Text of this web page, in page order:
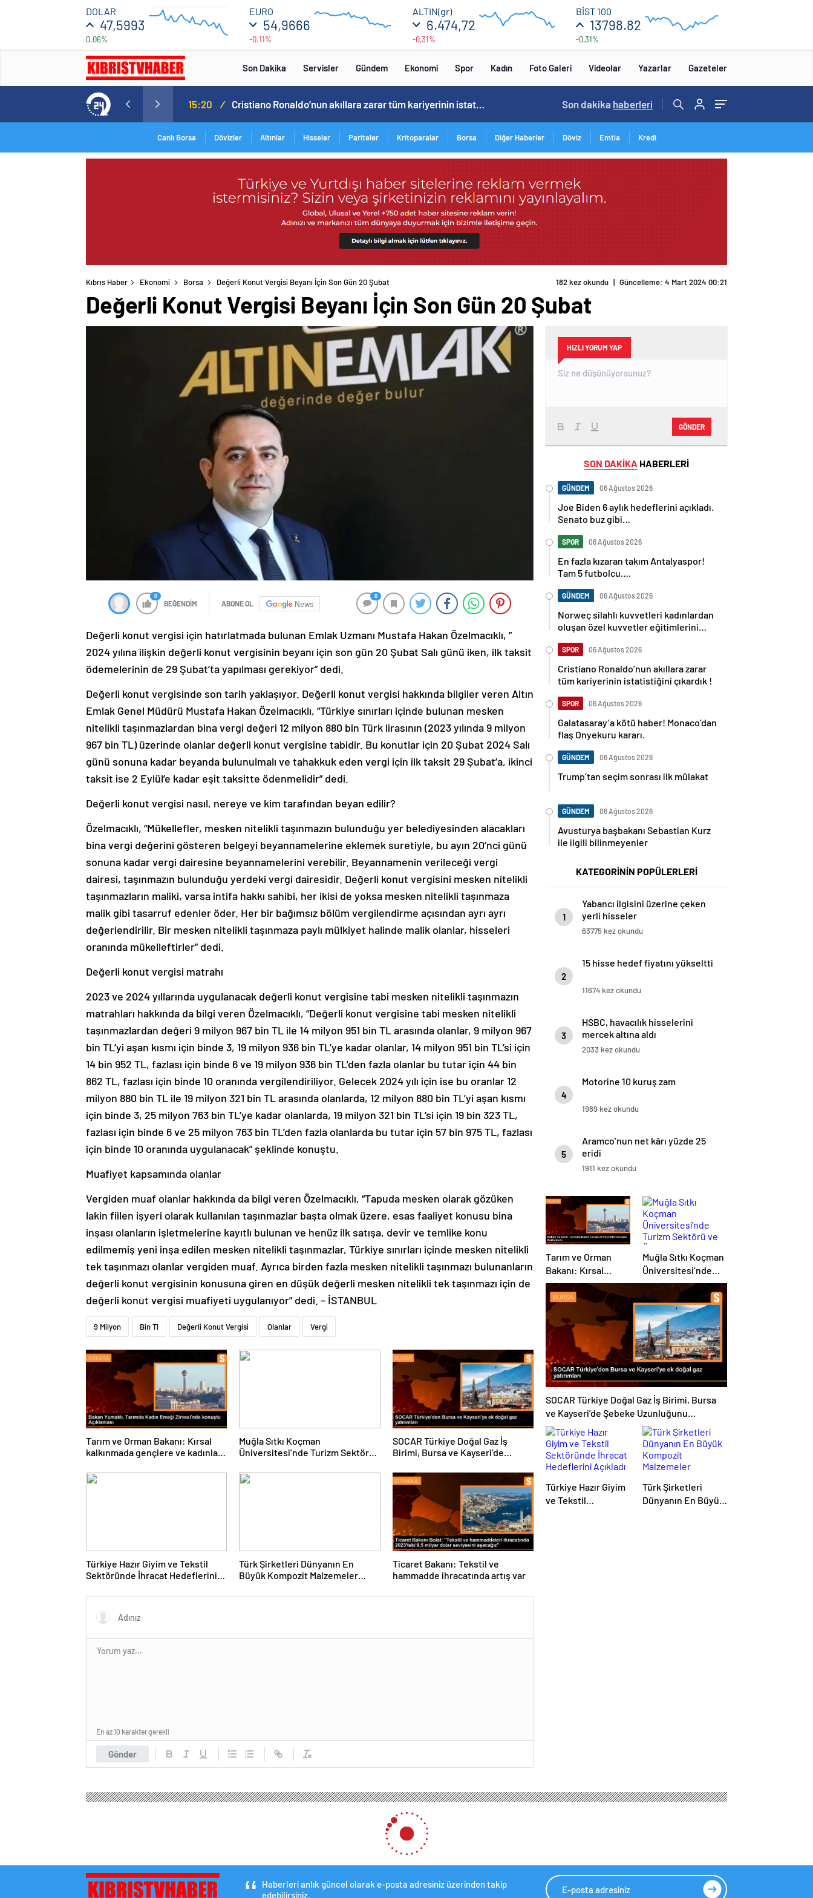
DOLAR
47,5993
0.06%
12:00 16:00
EURO
54,9666
-0.11%
12:00 16:00
ALTIN(gr)
6.474,72
-0,31%
12:00 16:00
BİST 100
13798.82
-0,31%
12:00
Son Dakika Servisler Gündem Ekonomi Spor Kadın Foto Galeri Videolar Yazarlar Gazeteler
Norweç silahlı kuvvetleri kadınlardan oluşan özel kuvvetler eğitimlerini başlattı. 15:20 / Cristiano Ronaldo’nun akıllara zarar tüm kariyerinin istatistiğini çıkardık ! 14:57 /
Son dakika haberleri
Canlı Borsa Dövizler Altınlar Hisseler Pariteler Kritoparalar Borsa Diğer Haberler Döviz Emtia Kredi
Kıbrıs Haber Ekonomi Borsa Değerli Konut Vergisi Beyanı İçin Son Gün 20 Şubat 182 kez okundu | Güncelleme: 4 Mart 2024 00:21
Değerli Konut Vergisi Beyanı İçin Son Gün 20 Şubat
0
BEĞENDİM ABONE OL News
0
Değerli konut vergisi için hatırlatmada bulunan Emlak Uzmanı Mustafa Hakan Özelmacıklı, ”
2024 yılına ilişkin değerli konut vergisinin beyanı için son gün 20 Şubat Salı günü iken, ilk taksit
ödemelerinin de 29 Şubat’ta yapılması gerekiyor” dedi.
Değerli konut vergisinde son tarih yaklaşıyor. Değerli konut vergisi hakkında bilgiler veren Altın
Emlak Genel Müdürü Mustafa Hakan Özelmacıklı, “Türkiye sınırları içinde bulunan mesken
nitelikli taşınmazlardan bina vergi değeri 12 milyon 880 bin Türk lirasının (2023 yılında 9 milyon
967 bin TL) üzerinde olanlar değerli konut vergisine tabidir. Bu konutlar için 20 Şubat 2024 Salı
günü sonuna kadar beyanda bulunulmalı ve tahakkuk eden vergi için ilk taksit 29 Şubat’a, ikinci
taksit ise 2 Eylül’e kadar eşit taksitte ödenmelidir” dedi.
Değerli konut vergisi nasıl, nereye ve kim tarafından beyan edilir?
Özelmacıklı, “Mükellefler, mesken nitelikli taşınmazın bulunduğu yer belediyesinden alacakları
bina vergi değerini gösteren belgeyi beyannamelerine eklemek suretiyle, bu ayın 20’nci günü
sonuna kadar vergi dairesine beyannamelerini verebilir. Beyannamenin verileceği vergi
dairesi, taşınmazın bulunduğu yerdeki vergi dairesidir. Değerli konut vergisini mesken nitelikli
taşınmazların maliki, varsa intifa hakkı sahibi, her ikisi de yoksa mesken nitelikli taşınmaza
malik gibi tasarruf edenler öder. Her bir bağımsız bölüm vergilendirme açısından ayrı ayrı
değerlendirilir. Bir mesken nitelikli taşınmaza paylı mülkiyet halinde malik olanlar, hisseleri
oranında mükelleftirler” dedi.
Değerli konut vergisi matrahı
2023 ve 2024 yıllarında uygulanacak değerli konut vergisine tabi mesken nitelikli taşınmazın
matrahları hakkında da bilgi veren Özelmacıklı, “Değerli konut vergisine tabi mesken nitelikli
taşınmazlardan değeri 9 milyon 967 bin TL ile 14 milyon 951 bin TL arasında olanlar, 9 milyon 967
bin TL’yi aşan kısmı için binde 3, 19 milyon 936 bin TL’ye kadar olanlar, 14 milyon 951 bin TL’si için
14 bin 952 TL, fazlası için binde 6 ve 19 milyon 936 bin TL’den fazla olanlar bu tutar için 44 bin
862 TL, fazlası için binde 10 oranında vergilendiriliyor. Gelecek 2024 yılı için ise bu oranlar 12
milyon 880 bin TL ile 19 milyon 321 bin TL arasında olanlarda, 12 milyon 880 bin TL’yi aşan kısmı
için binde 3, 25 milyon 763 bin TL’ye kadar olanlarda, 19 milyon 321 bin TL’si için 19 bin 323 TL,
fazlası için binde 6 ve 25 milyon 763 bin TL’den fazla olanlarda bu tutar için 57 bin 975 TL, fazlası
için binde 10 oranında uygulanacak” şeklinde konuştu.
Muafiyet kapsamında olanlar
Vergiden muaf olanlar hakkında da bilgi veren Özelmacıklı, “Tapuda mesken olarak gözüken
lakin fiilen işyeri olarak kullanılan taşınmazlar başta olmak üzere, esas faaliyet konusu bina
inşası olanların işletmelerine kayıtlı bulunan ve henüz ilk satışa, devir ve temlike konu
edilmemiş yeni inşa edilen mesken nitelikli taşınmazlar, Türkiye sınırları içinde mesken nitelikli
tek taşınmazı olanlar vergiden muaf. Ayrıca birden fazla mesken nitelikli taşınmazı bulunanların
değerli konut vergisinin konusuna giren en düşük değerli mesken nitelikli tek taşınmazı için de
değerli konut vergisi muafiyeti uygulanıyor” dedi. – İSTANBUL
9 Milyon Bin Tl Değerli Konut Vergisi Olanlar Vergi
Tarım ve Orman Bakanı: Kırsal
kalkınmada gençlere ve kadınlara
Muğla Sıtkı Koçman
Üniversitesi’nde Turizm Sektörü
SOCAR Türkiye Doğal Gaz İş
Birimi, Bursa ve Kayseri’de
Türkiye Hazır Giyim ve Tekstil
Sektöründe İhracat Hedeflerini
Türk Şirketleri Dünyanın En
Büyük Kompozit Malzemeler
Ticaret Bakanı: Tekstil ve
hammadde ihracatında artış var
Gönder
En az 10 karakter gerekli
HIZLI YORUM YAP
GÖNDER
SON DAKİKA HABERLERİ
GÜNDEM 06 Ağustos 2026
Joe Biden 6 aylık hedeflerini açıkladı.
Senato buz gibi…
SPOR 06 Ağustos 2026
En fazla kızaran takım Antalyaspor!
Tam 5 futbolcu….
GÜNDEM 06 Ağustos 2026
Norweç silahlı kuvvetleri kadınlardan
oluşan özel kuvvetler eğitimlerini
SPOR 06 Ağustos 2026
Cristiano Ronaldo’nun akıllara zarar
tüm kariyerinin istatistiğini çıkardık !
SPOR 06 Ağustos 2026
Galatasaray’a kötü haber! Monaco’dan
flaş Onyekuru kararı.
GÜNDEM 06 Ağustos 2026
Trump’tan seçim sonrası ilk mülakat
GÜNDEM 06 Ağustos 2026
Avusturya başbakanı Sebastian Kurz
ile ilgili bilinmeyenler
KATEGORİNİN POPÜLERLERİ
1
Yabancı ilgisini üzerine çeken
yerli hisseler
63775 kez okundu
2
15 hisse hedef fiyatını yükseltti
11674 kez okundu
3
HSBC, havacılık hisselerini
mercek altına aldı
2033 kez okundu
4
Motorine 10 kuruş zam
1989 kez okundu
5
Aramco’nun net kârı yüzde 25
eridi
1911 kez okundu
Tarım ve Orman
Bakanı: Kırsal
kalkınmada
gençlere ve
kadınlara pozitif
ayrımcılık yapıyoruz
Muğla Sıtkı Koçman
Üniversitesi’nde
Turizm Sektörü ve
Öğrenciler Buluştu
SOCAR Türkiye Doğal Gaz İş Birimi, Bursa
ve Kayseri’de Şebeke Uzunluğunu
Artıracak
Türkiye Hazır Giyim
ve Tekstil
Türk Şirketleri
Dünyanın En Büyük
Haberleri anlık güncel olarak e-posta adresiniz üzerinden takip
edebilirsiniz.